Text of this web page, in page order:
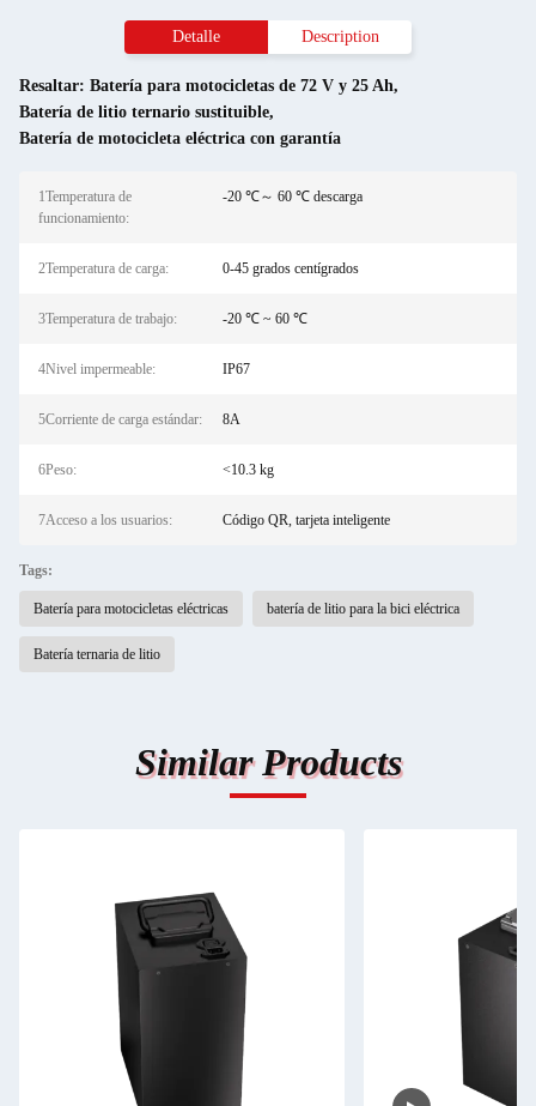
Detalle Description
Resaltar: Batería para motocicletas de 72 V y 25 Ah,
Batería de litio ternario sustituible,
Batería de motocicleta eléctrica con garantía
1Temperatura de
funcionamiento:
-20 ℃～ 60 ℃ descarga
2Temperatura de carga: 0-45 grados centígrados
3Temperatura de trabajo: -20 ℃ ~ 60 ℃
4Nivel impermeable: IP67
5Corriente de carga estándar: 8A
6Peso: <10.3 kg
7Acceso a los usuarios: Código QR, tarjeta inteligente
Tags:
Batería para motocicletas eléctricas batería de litio para la bici eléctrica
Batería ternaria de litio
Similar Products